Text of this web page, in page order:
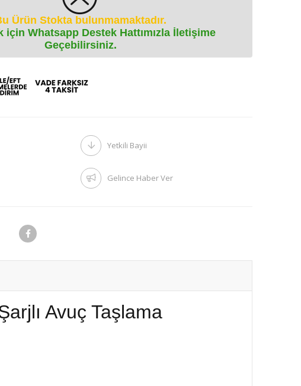
Ürün Stokta bulunmamaktadır.
için Whatsapp Destek Hattımızla İletişime
Geçebilirsiniz.
Yetkili Bayii
Gelince Haber Ver
Avuç Taşlama